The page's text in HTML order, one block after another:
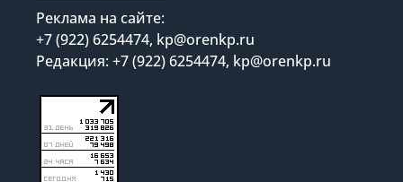
Реклама на сайте:
+7 (922) 6254474, kp@orenkp.ru
Редакция: +7 (922) 6254474, kp@orenkp.ru